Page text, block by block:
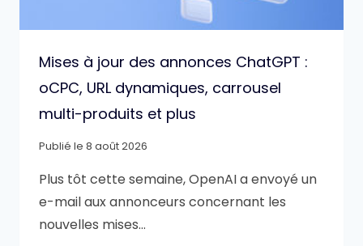
Mises à jour des annonces ChatGPT :
oCPC, URL dynamiques, carrousel
multi-produits et plus
Publié le 8 août 2026
Plus tôt cette semaine, OpenAI a envoyé un
e-mail aux annonceurs concernant les
nouvelles mises…